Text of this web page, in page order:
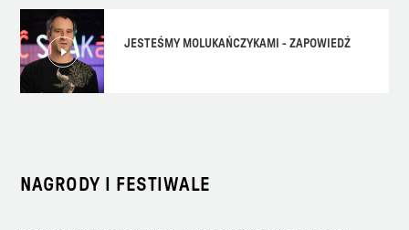
JESTEŚMY MOLUKAŃCZYKAMI - ZAPOWIEDŹ
NAGRODY I FESTIWALE